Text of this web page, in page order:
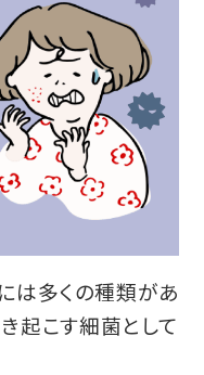
は多くの種類があ
起こす細菌として